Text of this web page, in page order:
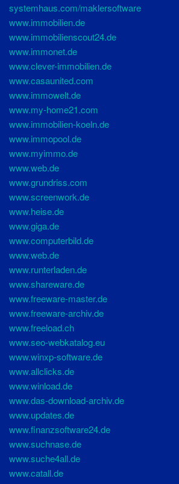
systemhaus.com/maklersoftware
www.immobilien.de
www.immobilienscout24.de
www.immonet.de
www.clever-immobilien.de
www.casaunited.com
www.immowelt.de
www.my-home21.com
www.immobilien-koeln.de
www.immopool.de
www.myimmo.de
www.web.de
www.grundriss.com
www.screenwork.de
www.heise.de
www.giga.de
www.computerbild.de
www.web.de
www.runterladen.de
www.shareware.de
www.freeware-master.de
www.freeware-archiv.de
www.freeload.ch
www.seo-webkatalog.eu
www.winxp-software.de
www.allclicks.de
www.winload.de
www.das-download-archiv.de
www.updates.de
www.finanzsoftware24.de
www.suchnase.de
www.suche4all.de
www.catall.de